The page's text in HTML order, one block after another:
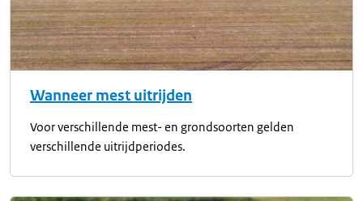
Wanneer mest uitrijden
Voor verschillende mest- en grondsoorten gelden
verschillende uitrijdperiodes.